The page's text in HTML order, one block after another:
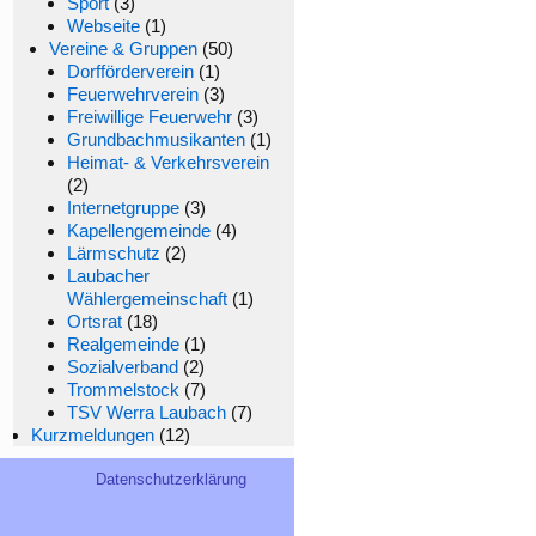
Webseite (1)
Vereine & Gruppen (50)
Dorfförderverein (1)
Feuerwehrverein (3)
Freiwillige Feuerwehr (3)
Grundbachmusikanten (1)
Heimat- & Verkehrsverein
(2)
Internetgruppe (3)
Kapellengemeinde (4)
Lärmschutz (2)
Laubacher
Wählergemeinschaft (1)
Ortsrat (18)
Realgemeinde (1)
Sozialverband (2)
Trommelstock (7)
TSV Werra Laubach (7)
Kurzmeldungen (12)
Datenschutzerklärung